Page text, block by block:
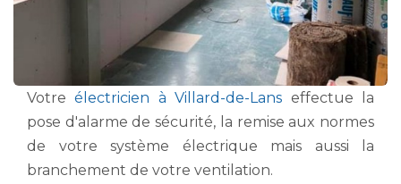
Votreélectricien à Villard-de-Lans effectue la
pose d'alarme de sécurité, la remise aux normes
de votre système électrique mais aussi la
branchement de votre ventilation.